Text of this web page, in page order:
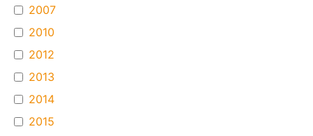
2007
2010
2012
2013
2014
2015